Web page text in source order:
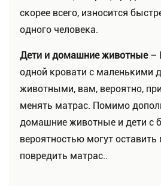
скорее всего, износится
одного человека.
Дети и домашние животные–
одной кровати с маленькими
животными, вам, вероятно,
менять матрас. Помимо
домашние животные и дети с
вероятностью могут оставить
повредить матрас..